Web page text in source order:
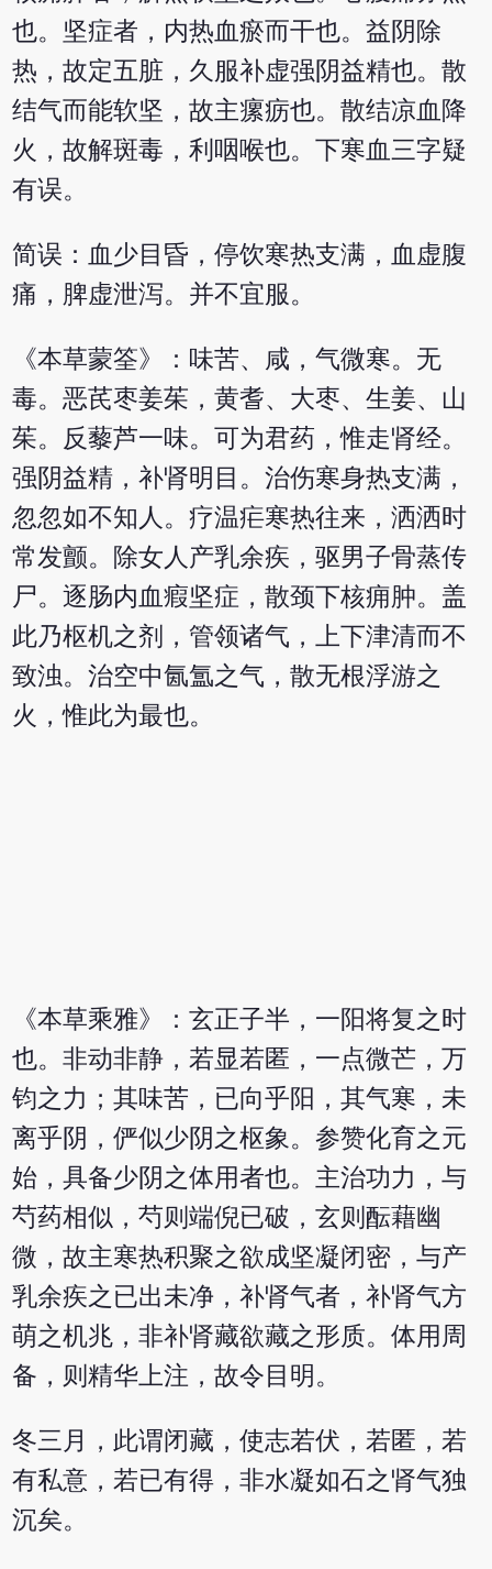
也。坚症者，内热血瘀而干也。益阴除
热，故定五脏，久服补虚强阴益精也。散
结气而能软坚，故主瘰疬也。散结凉血降
火，故解斑毒，利咽喉也。下寒血三字疑
有误。
简误：血少目昏，停饮寒热支满，血虚腹
痛，脾虚泄泻。并不宜服。
《本草蒙筌》：味苦、咸，气微寒。无
毒。恶芪枣姜茱，黄耆、大枣、生姜、山
茱。反藜芦一味。可为君药，惟走肾经。
强阴益精，补肾明目。治伤寒身热支满，
忽忽如不知人。疗温疟寒热往来，洒洒时
常发颤。除女人产乳余疾，驱男子骨蒸传
尸。逐肠内血瘕坚症，散颈下核痈肿。盖
此乃枢机之剂，管领诸气，上下津清而不
致浊。治空中氤氲之气，散无根浮游之
火，惟此为最也。
《本草乘雅》：玄正子半，一阳将复之时
也。非动非静，若显若匿，一点微芒，万
钧之力；其味苦，已向乎阳，其气寒，未
离乎阴，俨似少阴之枢象。参赞化育之元
始，具备少阴之体用者也。主治功力，与
芍药相似，芍则端倪已破，玄则酝藉幽
微，故主寒热积聚之欲成坚凝闭密，与产
乳余疾之已出未净，补肾气者，补肾气方
萌之机兆，非补肾藏欲藏之形质。体用周
备，则精华上注，故令目明。
冬三月，此谓闭藏，使志若伏，若匿，若
有私意，若已有得，非水凝如石之肾气独
沉矣。